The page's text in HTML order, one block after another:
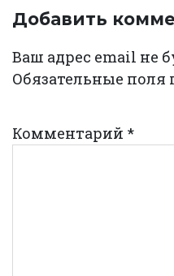
Добавить
Ваш адрес email не
Обязательные
Комментарий *